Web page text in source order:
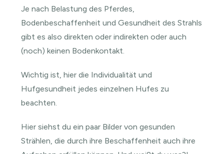
Je nach Belastung des Pferdes,
Bodenbeschaffenheit und Gesundheit des Strahls
gibt es also direkten oder indirekten oder auch
(noch) keinen Bodenkontakt.
Wichtig ist, hier die Individualität und
Hufgesundheit jedes einzelnen Hufes zu
beachten.
Hier siehst du ein paar Bilder von gesunden
Strählen, die durch ihre Beschaffenheit auch ihre